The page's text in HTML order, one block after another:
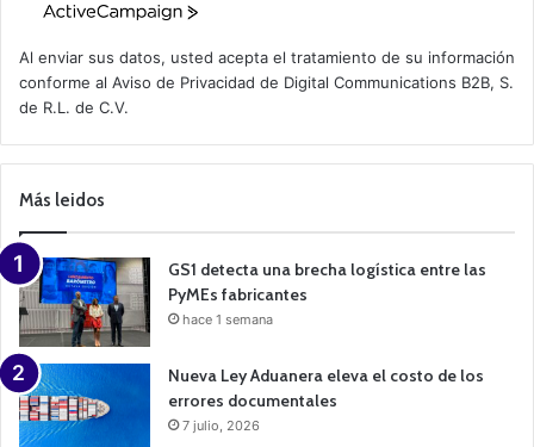
A
v
e
a
m
a
n
Al enviar sus datos, usted acepta el tratamiento de su información
conforme al Aviso de Privacidad de Digital Communications B2B, S.
de R.L. de C.V.
Más leidos
GS1 detecta una brecha logística entre las
PyMEs fabricantes
hace 1 semana
Nueva Ley Aduanera eleva el costo de los
errores documentales
7 julio, 2026